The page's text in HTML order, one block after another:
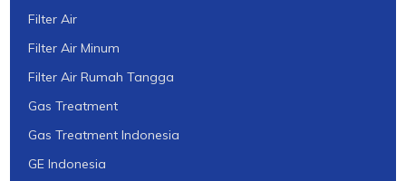
Filter Air
Filter Air Minum
Filter Air Rumah Tangga
Gas Treatment
Gas Treatment Indonesia
GE Indonesia